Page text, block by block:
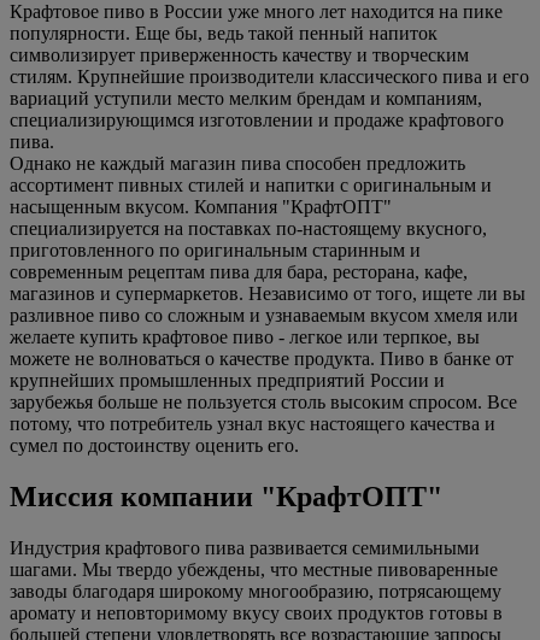
Крафтовое пиво в России уже много лет находится на пике
популярности. Еще бы, ведь такой пенный напиток
символизирует приверженность качеству и творческим
стилям. Крупнейшие производители классического пива и его
вариаций уступили место мелким брендам и компаниям,
специализирующимся изготовлении и продаже крафтового
пива.
Однако не каждый магазин пива способен предложить
ассортимент пивных стилей и напитки с оригинальным и
насыщенным вкусом. Компания "КрафтОПТ"
специализируется на поставках по-настоящему вкусного,
приготовленного по оригинальным старинным и
современным рецептам пива для бара, ресторана, кафе,
магазинов и супермаркетов. Независимо от того, ищете ли вы
разливное пиво со сложным и узнаваемым вкусом хмеля или
желаете купить крафтовое пиво - легкое или терпкое, вы
можете не волноваться о качестве продукта. Пиво в банке от
крупнейших промышленных предприятий России и
зарубежья больше не пользуется столь высоким спросом. Все
потому, что потребитель узнал вкус настоящего качества и
сумел по достоинству оценить его.
Миссия компании "КрафтОПТ"
Индустрия крафтового пива развивается семимильными
шагами. Мы твердо убеждены, что местные пивоваренные
заводы благодаря широкому многообразию, потрясающему
аромату и неповторимому вкусу своих продуктов готовы в
большей степени удовлетворять все возрастающие запросы